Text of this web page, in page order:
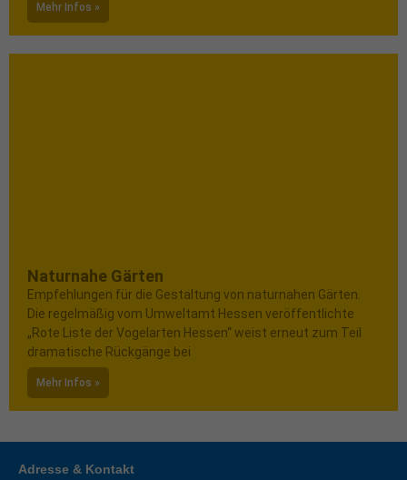
Mehr Infos »
Naturnahe Gärten
Empfehlungen für die Gestaltung von naturnahen Gärten.
Die regelmäßig vom Umweltamt Hessen veröffentlichte
„Rote Liste der Vogelarten Hessen“ weist erneut zum Teil
dramatische Rückgänge bei
Mehr Infos »
Adresse & Kontakt